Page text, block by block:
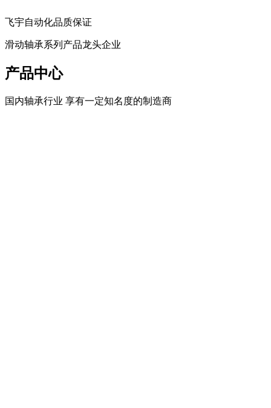
飞宇自动化品质保证
滑动轴承系列产品龙头企业
产品中心
国内轴承行业 享有一定知名度的制造商